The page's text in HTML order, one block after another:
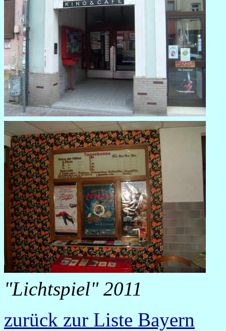
"Lichtspiel" 2011
zurück zur Liste Bayern